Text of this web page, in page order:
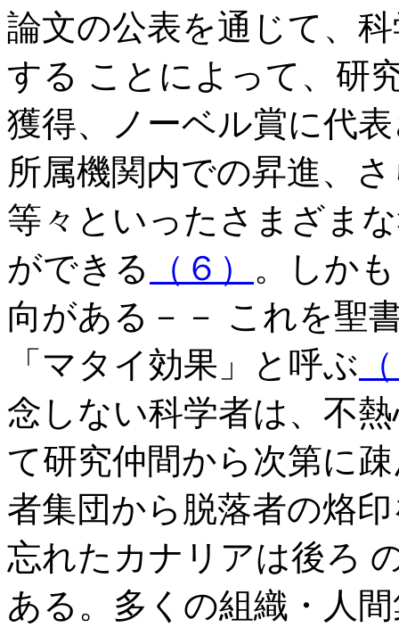
論文の公表を通じて、
する ことによって、研
獲得、ノーベル賞に代
所属機関内での昇進、
等々といったさまざま
ができる
（６） 。しか
向がある－－ これを聖
「マタイ効果」と呼ぶ
念しない科学者は、不
て研究仲間から次第に
者集団から脱落者の烙
忘れたカナリアは後ろ
ある。多くの組織・人